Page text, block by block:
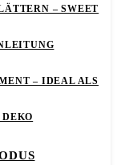
– SWEET
– IDEAL ALS